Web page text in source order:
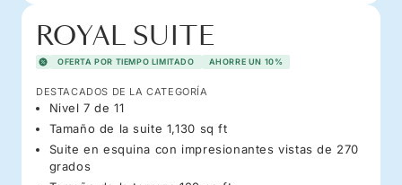
ROYAL SUITE
OFERTA POR TIEMPO LIMITADO AHORRE UN 10%
DESTACADOS DE LA CATEGORÍA
Nivel 7 de 11
Tamaño de la suite 1,130 sq ft
Suite en esquina con impresionantes vistas de 270
grados